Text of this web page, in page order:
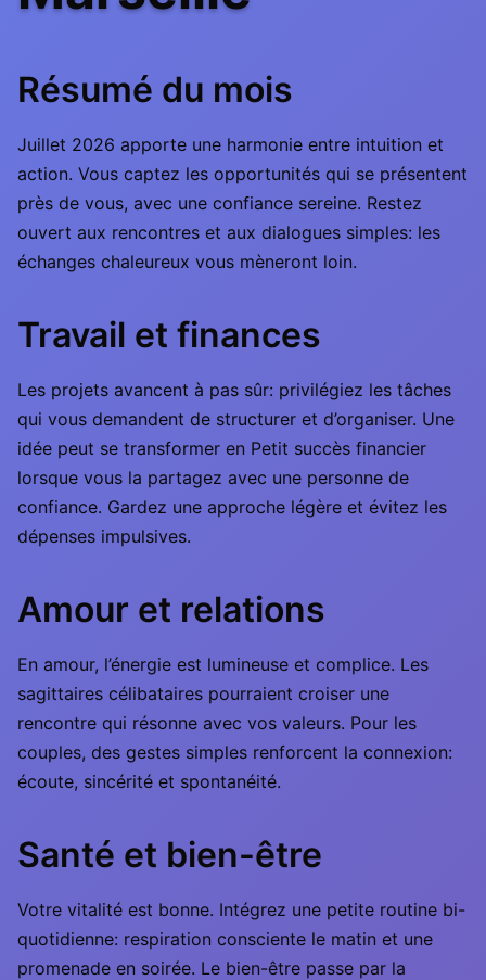
Résumé du mois
Juillet 2026 apporte une harmonie entre intuition et
action. Vous captez les opportunités qui se présentent
près de vous, avec une confiance sereine. Restez
ouvert aux rencontres et aux dialogues simples: les
échanges chaleureux vous mèneront loin.
Travail et finances
Les projets avancent à pas sûr: privilégiez les tâches
qui vous demandent de structurer et d’organiser. Une
idée peut se transformer en Petit succès financier
lorsque vous la partagez avec une personne de
confiance. Gardez une approche légère et évitez les
dépenses impulsives.
Amour et relations
En amour, l’énergie est lumineuse et complice. Les
sagittaires célibataires pourraient croiser une
rencontre qui résonne avec vos valeurs. Pour les
couples, des gestes simples renforcent la connexion:
écoute, sincérité et spontanéité.
Santé et bien-être
Votre vitalité est bonne. Intégrez une petite routine bi-
quotidienne: respiration consciente le matin et une
promenade en soirée. Le bien-être passe par la